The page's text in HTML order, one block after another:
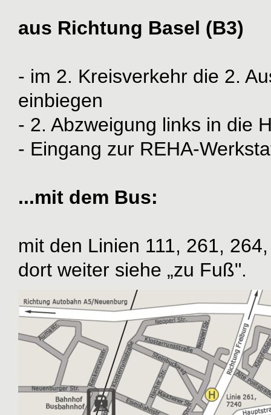
aus Richtung Basel (B3)
- im 2. Kreisverkehr die 2.
einbiegen
- 2. Abzweigung links in die
- Eingang zur REHA-
...mit dem Bus:
mit den Linien 111, 261,
dort weiter siehe „zu Fuß".